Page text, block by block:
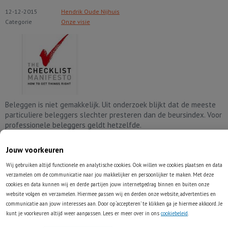
Jouw voorkeuren
Wij gebruiken altijd functionele en analytische cookies. Ook willen we cookies plaatsen en data
verzamelen om de communicatie naar jou makkelijker en persoonlijker te maken. Met deze
cookies en data kunnen wij en derde partijen jouw internetgedrag binnen en buiten onze
website volgen en verzamelen. Hiermee passen wij en derden onze website, advertenties en
communicatie aan jouw interesses aan. Door op ‘accepteren’ te klikken ga je hiermee akkoord. Je
kunt je voorkeuren altijd weer aanpassen. Lees er meer over in ons cookiebeleid
12-12-2015
Hendrik Oude Nijhuis
Categorie
Onze visie
Beleggen is niet gemakkelijk. Uit onderzoek blijkt dat de meeste
particuliere beleggers slechter presteren dan de beursindex. Voor
professionele beleggers geldt hetzelfde.
De oorzaak van de slechte resultaten? Fouten die in veel
gevallen achteraf gezien (maar ook vooraf!) best te voorkomen
waren geweest.
Lees volledig artikel
[Video] Een overschot aan olie, kolen en